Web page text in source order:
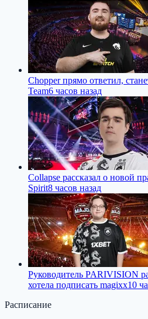
Chopper прямо ответил,
Team6 часов назад
Collapse рассказал о новой
Spirit8 часов назад
Руководитель PARIVISION
хотела подписать magixx10
Расписание